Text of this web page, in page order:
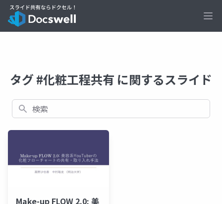
タグ #化粧工程共有 に関するスライド
検索
Make-up FLOW 2.0: 美